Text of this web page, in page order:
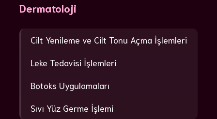
Dermatoloji
Cilt Yenileme ve Cilt Tonu Açma İşlemleri
Leke Tedavisi İşlemleri
Botoks Uygulamaları
Sıvı Yüz Germe İşlemi